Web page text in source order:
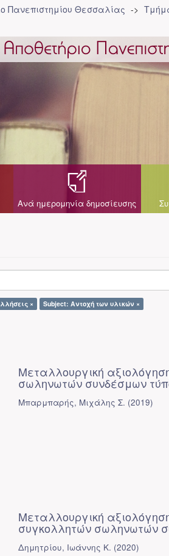
Πανεπιστημίου Θεσσαλίας
Ανά ημερομηνία δημοσίευσης
× Subject: Αντοχή των υλικών ×
Μεταλλουργική
σωληνωτών συνδέσμων
Μπαρμπαρής, Μιχάλης Σ. (2019)
Μεταλλουργική
συγκολλητών σωληνωτών
Δημητρίου, Ιωάννης Κ. (2020)